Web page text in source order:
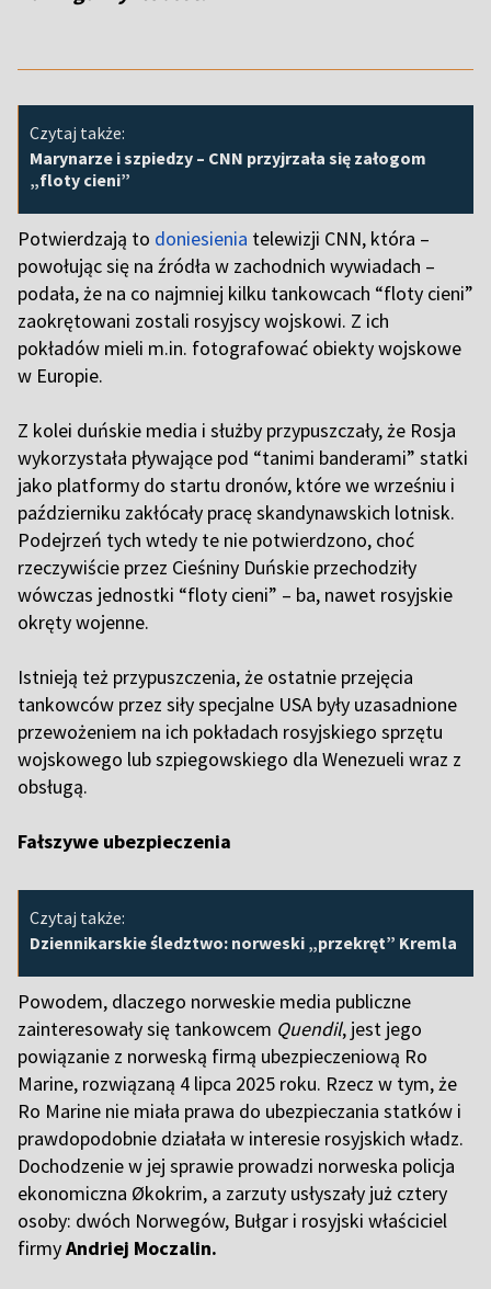
Czytaj także:
Marynarze i szpiedzy – CNN przyjrzała się załogom
„floty cieni”
Potwierdzają to doniesienia telewizji CNN, która –
powołując się na źródła w zachodnich wywiadach –
podała, że na co najmniej kilku tankowcach “floty cieni”
zaokrętowani zostali rosyjscy wojskowi. Z ich
pokładów mieli m.in. fotografować obiekty wojskowe
w Europie.
Z kolei duńskie media i służby przypuszczały, że Rosja
wykorzystała pływające pod “tanimi banderami” statki
jako platformy do startu dronów, które we wrześniu i
październiku zakłócały pracę skandynawskich lotnisk.
Podejrzeń tych wtedy te nie potwierdzono, choć
rzeczywiście przez Cieśniny Duńskie przechodziły
wówczas jednostki “floty cieni” – ba, nawet rosyjskie
okręty wojenne.
Istnieją też przypuszczenia, że ostatnie przejęcia
tankowców przez siły specjalne USA były uzasadnione
przewożeniem na ich pokładach rosyjskiego sprzętu
wojskowego lub szpiegowskiego dla Wenezueli wraz z
obsługą.
Fałszywe ubezpieczenia
Czytaj także:
Dziennikarskie śledztwo: norweski „przekręt” Kremla
Powodem, dlaczego norweskie media publiczne
zainteresowały się tankowcem Quendil, jest jego
powiązanie z norweską firmą ubezpieczeniową Ro
Marine, rozwiązaną 4 lipca 2025 roku. Rzecz w tym, że
Ro Marine nie miała prawa do ubezpieczania statków i
prawdopodobnie działała w interesie rosyjskich władz.
Dochodzenie w jej sprawie prowadzi norweska policja
ekonomiczna Økokrim, a zarzuty usłyszały już cztery
osoby: dwóch Norwegów, Bułgar i rosyjski właściciel
firmyAndriej Moczalin.